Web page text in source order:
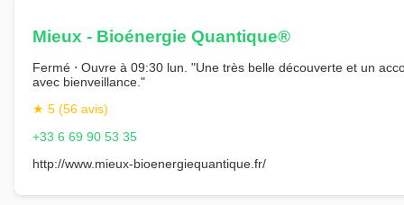
Mieux - Bioénergie Quantique®
Fermé ⋅ Ouvre à 09:30 lun. "Une très belle découverte et un
avec bienveillance."
★ 5 (56 avis)
+33 6 69 90 53 35
http://www.mieux-bioenergiequantique.fr/